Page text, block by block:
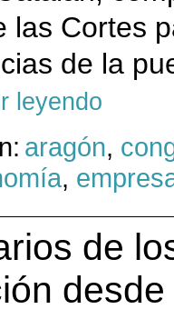
las Cortes
de la
leyendo
aragón,
,
de